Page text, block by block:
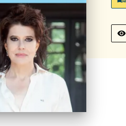
visibility